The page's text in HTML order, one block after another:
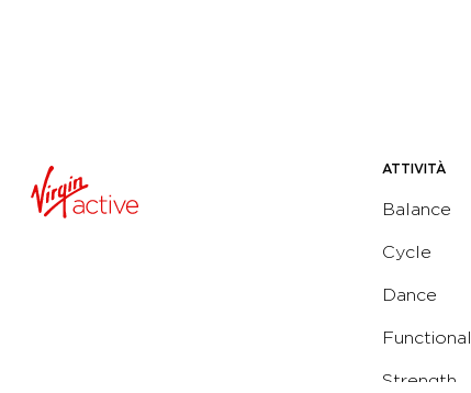
ATTIVITÀ
Balance
Cycle
Dance
Functional
Strength